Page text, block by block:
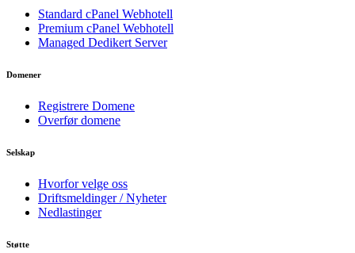
Standard cPanel Webhotell
Premium cPanel Webhotell
Managed Dedikert Server
Domener
Registrere Domene
Overfør domene
Selskap
Hvorfor velge oss
Driftsmeldinger / Nyheter
Nedlastinger
Støtte